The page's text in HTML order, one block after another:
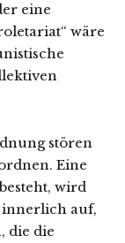
eine
wäre
stören
Eine
wird
innerlich auf,
die die